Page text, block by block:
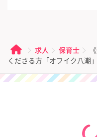
求人 保育士
くださる方「オフイク八潮